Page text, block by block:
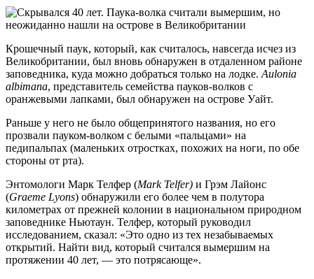
Крошечный паук, который, как считалось, навсегда исчез из
Великобритании, был вновь обнаружен в отдаленном районе
заповедника, куда можно добраться только на лодке. Aulonia
albimana, представитель семейства пауков-волков с
оранжевыми лапками, был обнаружен на острове Уайт.
Раньше у него не было общепринятого названия, но его
прозвали пауком-волком с белыми «пальцами» на
педипальпах (маленьких отростках, похожих на ноги, по обе
стороны от рта).
Энтомологи Марк Телфер (Mark Telfer) и Грэм Лайонс
(Graeme Lyons) обнаружили его более чем в полутора
километрах от прежней колонии в национальном природном
заповеднике Ньютаун. Телфер, который руководил
исследованием, сказал: «Это одно из тех незабываемых
открытий. Найти вид, который считался вымершим на
протяжении 40 лет, — это потрясающе».